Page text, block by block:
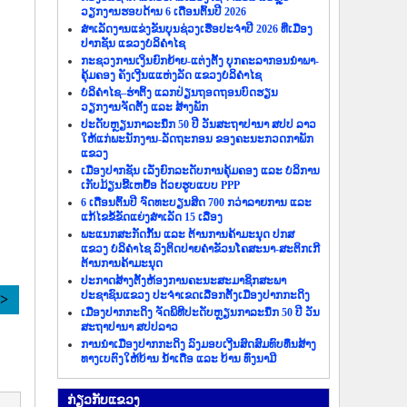
ວຽກງານຮອບດ້ານ 6 ເດືອນຕົ້ນປີ 2026
ສຳເລັດງານແຂ່ງຂັນບຸນຊ່ວງເຮືອປະຈຳປີ 2026 ທີ່ເມືອງ
ປາກຊັນ ແຂວງບໍລິຄຳໄຊ
ກະຊວງການເງິນຍົກຍ້າຍ-ແຕ່ງຕັ້ງ ບຸກຄະລາກອນນຳພາ-
ຄຸ້ມຄອງ ຄັງເງີນແແຫ່ງລັດ ແຂວງບໍລິຄຳໄຊ
ບໍລິຄຳໄຊ–ຮ່າຕິ້ງ ແລກປ່ຽນຖອດຖອນບົດຮຽນ
ວຽກງານຈັດຕັ້ງ ແລະ ສ້າງພັກ
ປະດັບຫຼຽນກາລະນຶກ 50 ປີ ວັນສະຖາປານາ ສປປ ລາວ
ໃຫ້ແກ່ພະນັກງານ-ລັດຖະກອນ ຂອງຄະນະກວດກາພັກ
ແຂວງ
ເມືອງປາກຊັນ ເລັ່ງຍົກລະດັບການຄຸ້ມຄອງ ແລະ ບໍລິການ
ເກັບມ້ຽນຂີ້ເຫຍື້ອ ດ້ວຍຮູບແບບ PPP
6 ເດືອນຕົ້ນປີ ຈົດທະບຽນສິດ 700 ກວ່າລາຍການ ແລະ
ແກ້ໄຂຂໍ້ຂັດແຍ່ງສຳເລັດ 15 ເລື່ອງ
ພະແນກສະກັດກັ້ນ ແລະ ຕ້ານການຄ້າມະນຸດ ປກສ
ແຂວງ ບໍລິຄຳໄຊ ລົງຕິດປາຍຄຳຂັວນໂຄສະນາ-ສະຕິກເກີ
ຕ້ານການຄ້າມະນຸດ
ປະກາດສ້າງຕັ້ງຫ້ອງການຄະນະສະມາຊິກສະພາ
ປະຊາຊົນແຂວງ ປະຈຳເຂດເລືອກຕັ້ງເມືອງປາກກະດິງ
ເມືອງປາກກະດິງ ຈັດພິທີປະດັບຫຼຽນກາລະນຶກ 50 ປີ ວັນ
ສະຖາປານາ ສປປລາວ
ການນຳເມືອງປາກກະດິງ ລົງມອບເງີນສົດສົມທົບທຶນສ້າງ
ທາງເບຕົງໃຫ້ບ້ານ ນ້ຳເດື່ອ ແລະ ບ້ານ ທົ່ງນາມີ
ກ່ຽວ​ກັບ​ແຂວງ